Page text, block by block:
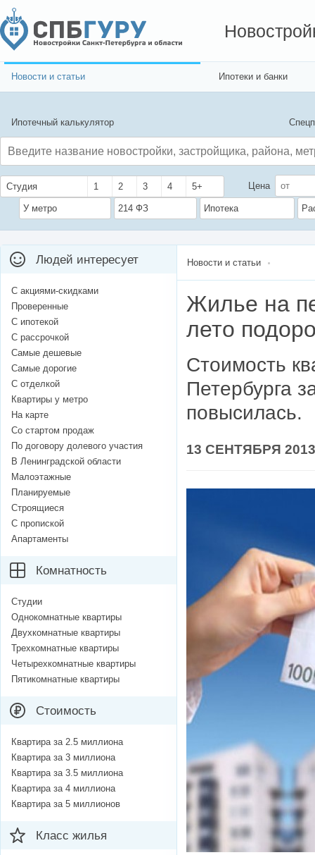
Новости и статьи Ипотеки и банки
Ипотечный калькулятор
Студия 1 2 3 4 5+ Цена
У метро 214 ФЗ Ипотека
Новости и статьи
Жилье на
лето
Стоимость
Петербурга
повысилась.
13 СЕНТЯБРЯ
Людей интересует
С акциями-скидками
Проверенные
С ипотекой
С рассрочкой
Самые дешевые
Самые дорогие
С отделкой
Квартиры у метро
На карте
Со стартом продаж
По договору долевого участия
В Ленинградской области
Малоэтажные
Планируемые
Строящиеся
С пропиской
Апартаменты
Комнатность
Студии
Однокомнатные квартиры
Двухкомнатные квартиры
Трехкомнатные квартиры
Четырехкомнатные квартиры
Пятикомнатные квартиры
Стоимость
Квартира за 2.5 миллиона
Квартира за 3 миллиона
Квартира за 3.5 миллиона
Квартира за 4 миллиона
Квартира за 5 миллионов
Класс жилья